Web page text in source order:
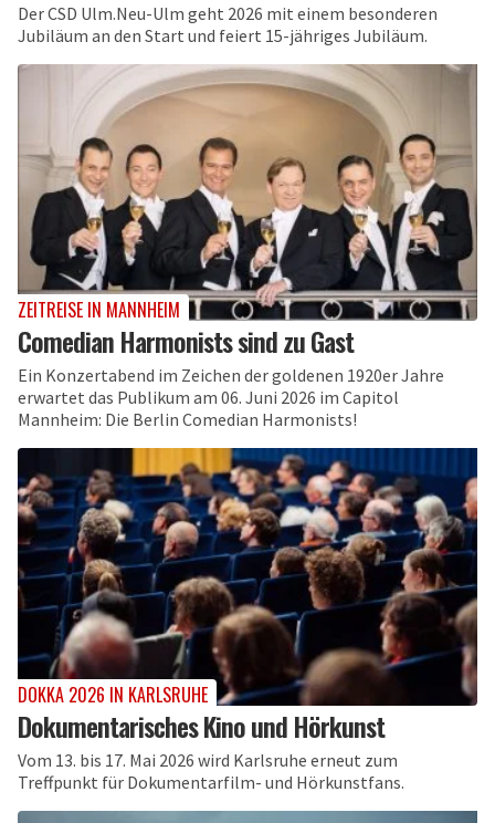
Der CSD Ulm.Neu-Ulm geht 2026 mit einem besonderen
Jubiläum an den Start und feiert 15-jähriges Jubiläum.
ZEITREISE IN MANNHEIM
Comedian Harmonists sind zu Gast
Ein Konzertabend im Zeichen der goldenen 1920er Jahre
erwartet das Publikum am 06. Juni 2026 im Capitol
Mannheim: Die Berlin Comedian Harmonists!
DOKKA 2026 IN KARLSRUHE
Dokumentarisches Kino und Hörkunst
Vom 13. bis 17. Mai 2026 wird Karlsruhe erneut zum
Treffpunkt für Dokumentarfilm- und Hörkunstfans.